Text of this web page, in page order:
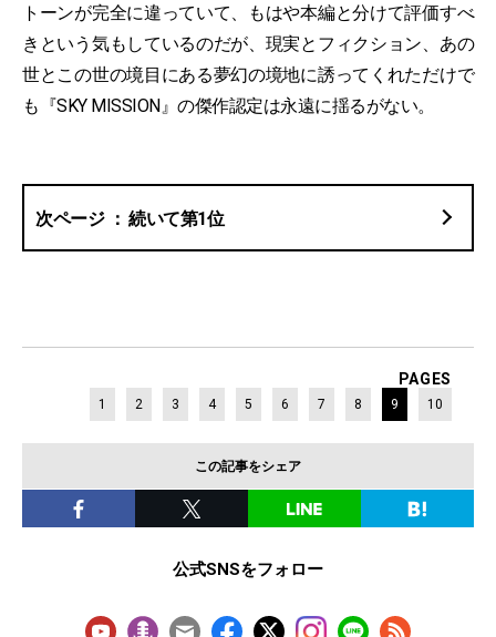
トーンが完全に違っていて、もはや本編と分けて評価すべ
きという気もしているのだが、現実とフィクション、あの
世とこの世の境目にある夢幻の境地に誘ってくれただけで
も『SKY MISSION』の傑作認定は永遠に揺るがない。
続いて第1位
PAGES
1 2 3 4 5 6 7 8 9 10
この記事をシェア
公式SNSをフォロー